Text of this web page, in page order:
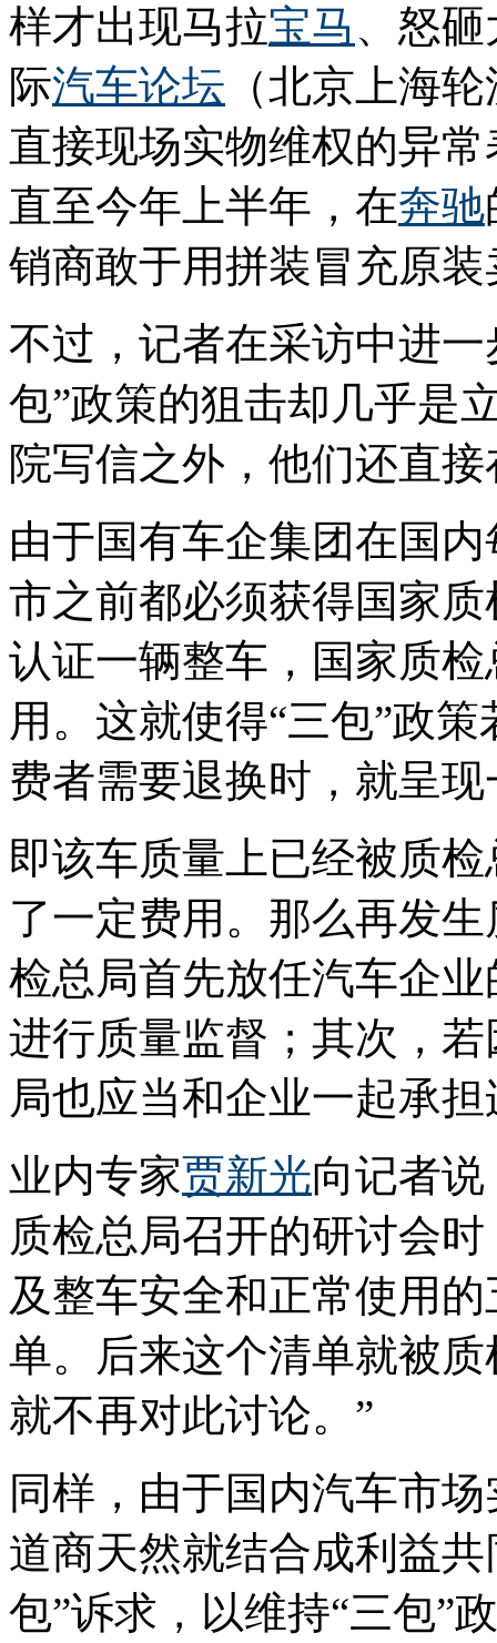
样才出现马拉宝马 、怒
际汽车论坛 （北京上海
直接现场实物维权的异
直至今年上半年，在奔驰
销商敢于用拼装冒充原
不过，记者在采访中进
包”政策的狙击却几乎是
院写信之外，他们还直
由于国有车企集团在国
市之前都必须获得国家
认证一辆整车，国家质
用。这就使得“三包”政
费者需要退换时，就呈
即该车质量上已经被质
了一定费用。那么再发
检总局首先放任汽车企
进行质量监督；其次，
局也应当和企业一起承
业内专家贾新光向记者
质检总局召开的研讨会
及整车安全和正常使用
单。后来这个清单就被
就不再对此讨论。”
同样，由于国内汽车市
道商天然就结合成利益
包”诉求，以维持“三包”